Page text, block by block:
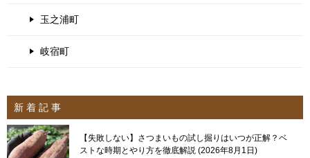
玉之浦町
岐宿町
新 着 記 事
【失敗しない】さつまいもの試し掘りはいつが正解？ベ
ストな時期とやり方を徹底解説 2026年8月1日